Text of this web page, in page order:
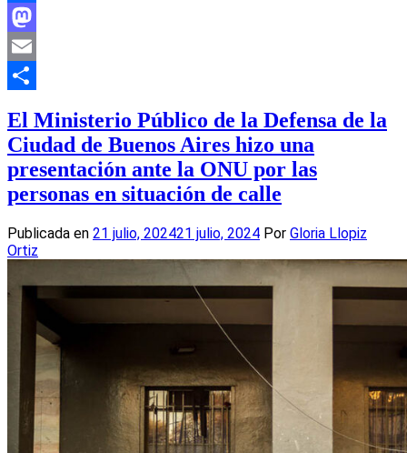
Facebook
Mastodon
Email
El Ministerio Público de la Defensa de la
Ciudad de Buenos Aires hizo una
presentación ante la ONU por las
personas en situación de calle
Publicada en 21 julio, 202421 julio, 2024 Por Gloria Llopiz
Ortiz